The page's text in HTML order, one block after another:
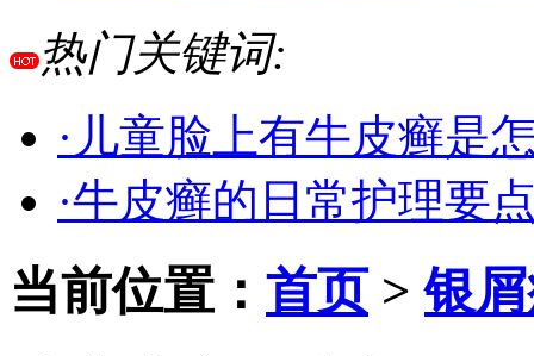
热门关键词:
·儿童脸上有牛皮癣是
·牛皮癣的日常护理要
当前位置： 首页>银